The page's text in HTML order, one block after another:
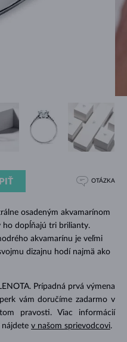
osadeným akvamarínom
ho dopĺňajú tri brilianty.
akvamarínu je veľmi
dizajnu hodí najmä ako
Prípadná prvá výmena
vám doručíme zadarmo v
pravosti. Viac informácií
v našom sprievodcovi.
OTÁZKA